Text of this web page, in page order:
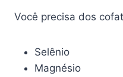
Você precisa dos
Selênio
Magnésio